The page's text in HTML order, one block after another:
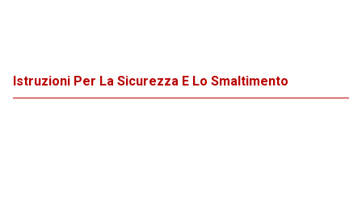
Istruzioni Per La Sicurezza E Lo Smaltimento